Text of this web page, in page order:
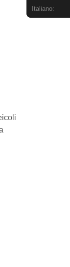
Italiano: